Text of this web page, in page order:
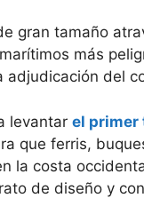
gran tamaño
más
del
levantar el primer
que ferris,
la costa
de diseño y